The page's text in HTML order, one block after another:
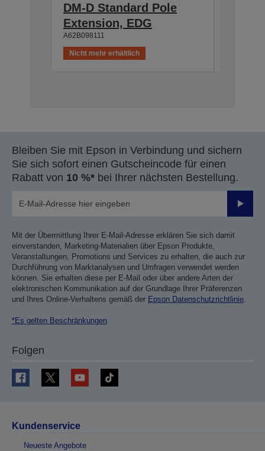
DM-D Standard Pole
Extension, EDG
A62B098111
Nicht mehr erhältlich
Bleiben Sie mit Epson in Verbindung und sichern
Sie sich sofort einen Gutscheincode für einen
Rabatt von 10 %* bei Ihrer nächsten Bestellung.
Mit der Übermittlung Ihrer E-Mail-Adresse erklären Sie sich damit
einverstanden, Marketing-Materialien über Epson Produkte,
Veranstaltungen, Promotions und Services zu erhalten, die auch zur
Durchführung von Marktanalysen und Umfragen verwendet werden
können. Sie erhalten diese per E-Mail oder über andere Arten der
elektronischen Kommunikation auf der Grundlage Ihrer Präferenzen
und Ihres Online-Verhaltens gemäß der Epson Datenschutzrichtlinie
*Es gelten Beschränkungen
Folgen
Kundenservice
Neueste Angebote